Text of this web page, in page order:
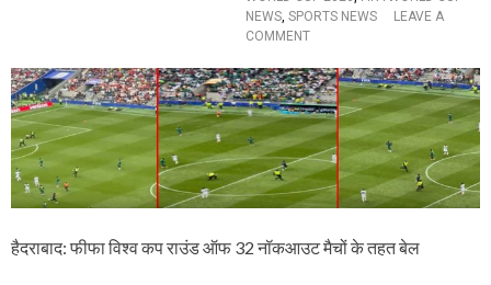
,
स्टे
य
म
में
फू
ट
-
फू
ट
र
NEWS, SPORTS NEWS
LEAVE A
COMMENTO
F
I
F
A
W
O
R
L
C
हैदराबाद: फीफा विश्व कप राउंड ऑफ 32 नॉकआउट मैचों के तहत बेल